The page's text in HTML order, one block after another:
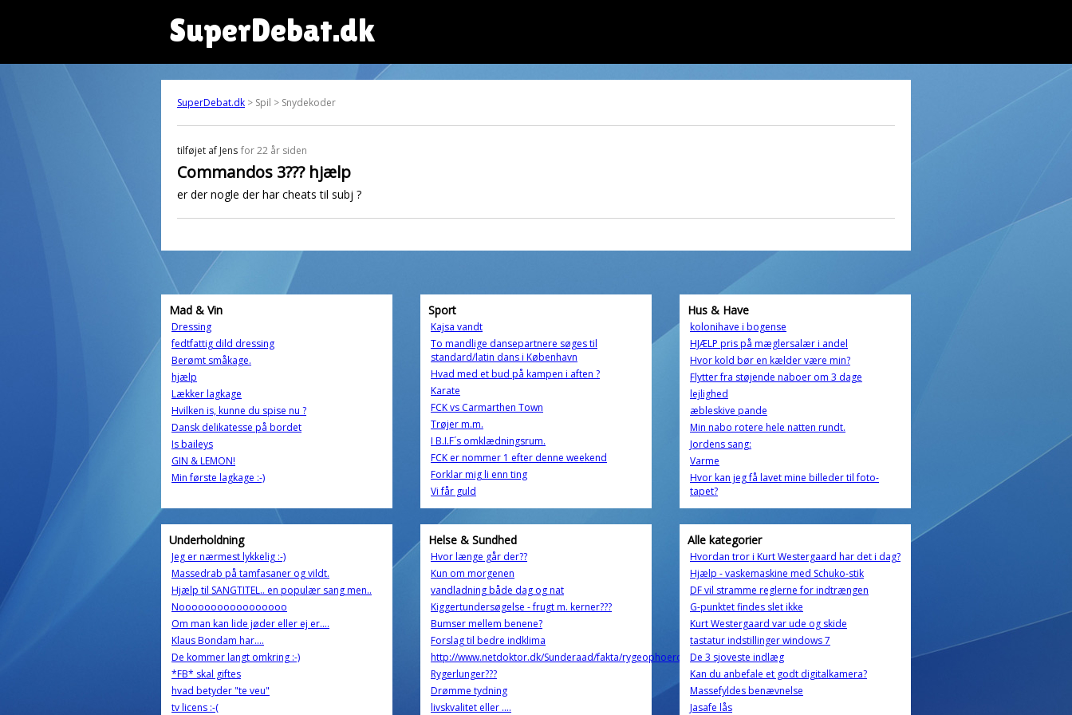
SuperDebat.dk
SuperDebat.dk > Spil > Snydekoder
tilføjet af Jens for 22 år siden
Commandos 3??? hjælp
er der nogle der har cheats til subj ?
Mad & Vin
Dressing
fedtfattig dild dressing
Berømt småkage.
hjælp
Lækker lagkage
Hvilken is, kunne du spise nu ?
Dansk delikatesse på bordet
Is baileys
GIN & LEMON!
Min første lagkage :-)
Sport
Kajsa vandt
To mandlige dansepartnere søges til
standard/latin dans i København
Hvad med et bud på kampen i aften ?
Karate
FCK vs Carmarthen Town
Trøjer m.m.
I B.I.F´s omklædningsrum.
FCK er nommer 1 efter denne weekend
Forklar mig li enn ting
Vi får guld
Hus & Have
kolonihave i bogense
HJÆLP pris på mæglersalær i andel
Hvor kold bør en kælder være min?
Flytter fra støjende naboer om 3 dage
lejlighed
æbleskive pande
Min nabo rotere hele natten rundt.
Jordens sang:
Varme
Hvor kan jeg få lavet mine billeder til foto-
tapet?
Underholdning
Jeg er nærmest lykkelig :-)
Massedrab på tamfasaner og vildt.
Hjælp til SANGTITEL.. en populær sang men..
Nooooooooooooooooo
Om man kan lide jøder eller ej er....
Klaus Bondam har....
De kommer langt omkring :-)
*FB* skal giftes
hvad betyder "te veu"
tv licens :-(
Helse & Sundhed
Hvor længe går der??
Kun om morgenen
vandladning både dag og nat
Kiggertundersøgelse - frugt m. kerner???
Bumser mellem benene?
Forslag til bedre indklima
http://www.netdoktor.dk/Sunderaad/fakta/rygeophoerderfor.htm
Rygerlunger???
Drømme tydning
livskvalitet eller ....
Alle kategorier
Hvordan tror i Kurt Westergaard har det i dag?
Hjælp - vaskemaskine med Schuko-stik
DF vil stramme reglerne for indtrængen
G-punktet findes slet ikke
Kurt Westergaard var ude og skide
tastatur indstillinger windows 7
De 3 sjoveste indlæg
Kan du anbefale et godt digitalkamera?
Massefyldes benævnelse
Jasafe lås